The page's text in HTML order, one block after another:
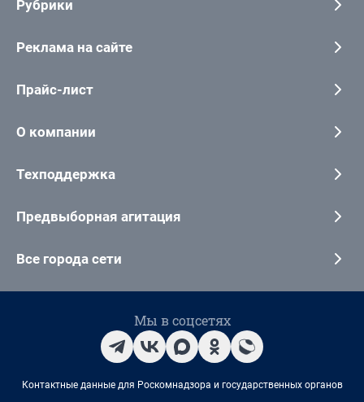
Рубрики
Реклама на сайте
Прайс-лист
О компании
Техподдержка
Предвыборная агитация
Все города сети
Мы в соцсетях
Контактные данные для Роскомнадзора и государственных органов